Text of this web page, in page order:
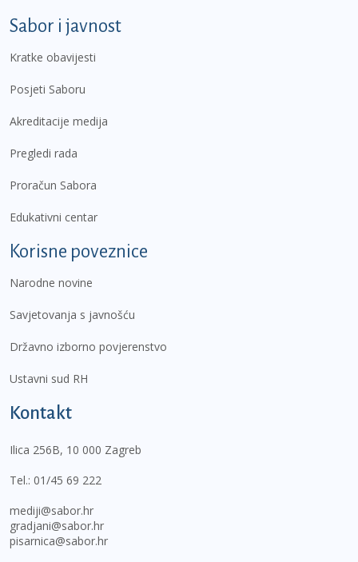
Sabor i javnost
Kratke obavijesti
Posjeti Saboru
Akreditacije medija
Pregledi rada
Proračun Sabora
Edukativni centar
Korisne poveznice
Narodne novine
Savjetovanja s javnošću
Državno izborno povjerenstvo
Ustavni sud RH
Kontakt
Ilica 256B, 10 000 Zagreb
Tel.: 01/45 69 222
mediji@sabor.hr
gradjani@sabor.hr
pisarnica@sabor.hr